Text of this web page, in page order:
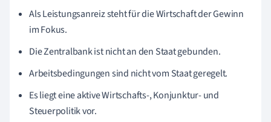
Als Leistungsanreiz steht für die Wirtschaft der Gewinn
im Fokus.
Die Zentralbank ist nicht an den Staat gebunden.
Arbeitsbedingungen sind nicht vom Staat geregelt.
Es liegt eine aktive Wirtschafts-, Konjunktur- und
Steuerpolitik vor.